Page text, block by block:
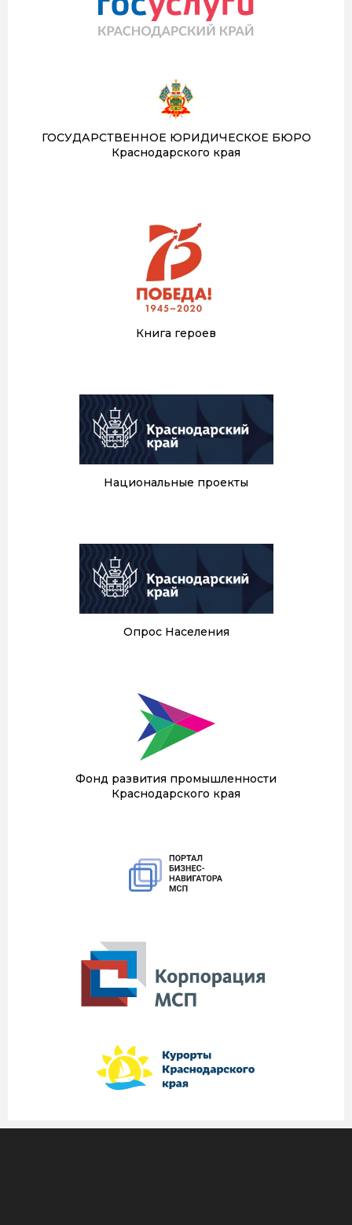
ГОСУДАРСТВЕННОЕ ЮРИДИЧЕСКОЕ БЮРО
Краснодарского края
Книга героев
Национальные проекты
Опрос Населения
Фонд развития промышленности
Краснодарского края